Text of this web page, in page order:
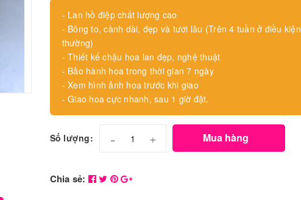
- Lan hồ điệp chất lượng cao
- Bông to, cành dài, đẹp và tươi lâu (Trên 4 tuần ở điều kiện
thường)
- Thiết kế chậu hoa lan đẹp, nghệ thuật
- Bảo hành hoa trong thời gian 7 ngày
- Xem hình ảnh hoa trước khi giao
- Giao hoa cực nhanh, sau 1 giờ đặt.
Số lượng: - + Mua hàng
Chia sẻ: